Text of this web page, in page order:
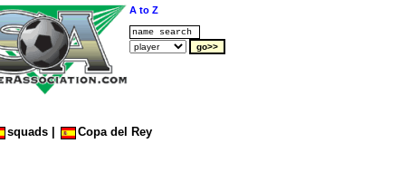
A to Z
squads Copa del Rey